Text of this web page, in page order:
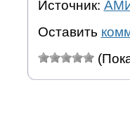
Источник:
Оставить